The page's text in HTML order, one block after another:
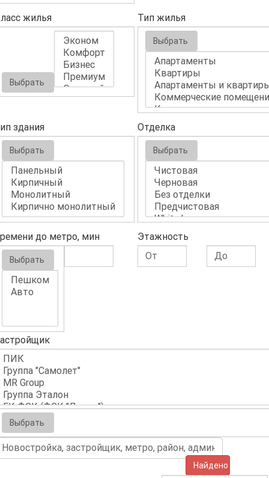
жилья
Выбрать
Тип жилья
Выбрать
здания
Выбрать
Отделка
Выбрать
до метро, мин
Выбрать
Этажность
Выбрать
Найдено (1651)